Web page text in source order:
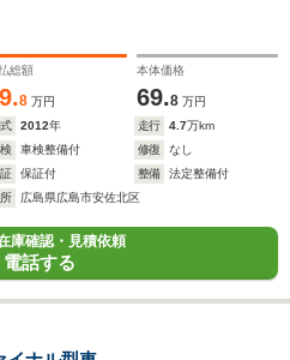
総額
8 万円
本体価格
69.8 万円
2012年 走行 4.7万km
車検整備付 修復
なし
保証付 整備
法定整備付
広島県広島市安佐北区
庫確認・見積依頼
電話する